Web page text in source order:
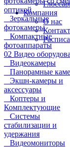
Компания
О нас
оптикой
Зеркальные
фотокамеры
Компактные
фотоаппараты
02 Видео
Видеокамеры
Панорамные
Экшн-камеры и
аксессуары
Коптеры и
Комплектующие
Системы
стабилизации и
удержания
Видеомониторы